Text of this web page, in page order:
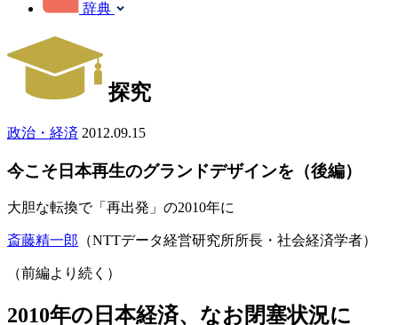
辞典
探究
政治・経済 2012.09.15
今こそ日本再生のグランドデザインを（後編）
大胆な転換で「再出発」の2010年に
斎藤精一郎 （NTTデータ経営研究所所長・社会経済学者）
（前編より続く）
2010年の日本経済、なお閉塞状況に